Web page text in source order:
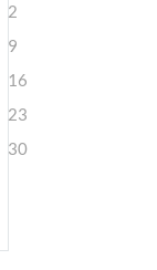
2
9
16
23
30